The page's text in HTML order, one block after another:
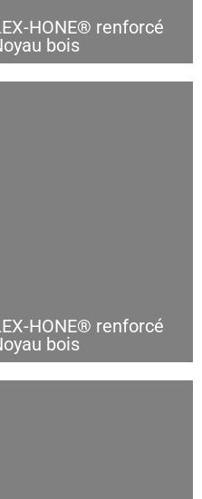
HONE® renforcé
bois
HONE® renforcé
bois